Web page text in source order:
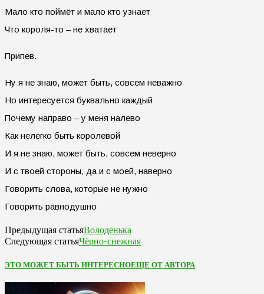
Мало кто поймёт и мало кто узнает
Что короля-то – не хватает
Припев.
Ну я не знаю, может быть, совсем неважно
Но интересуется буквально каждый
Почему направо – у меня налево
Как нелегко быть королевой
И я не знаю, может быть, совсем неверно
И с твоей стороны, да и с моей, наверно
Говорить слова, которые не нужно
Говорить равнодушно
Предыдущая статьяВолоденька
Следующая статьяЧёрно-снежная
ЭТО МОЖЕТ БЫТЬ ИНТЕРЕСНОЕЩЕ ОТ АВТОРА